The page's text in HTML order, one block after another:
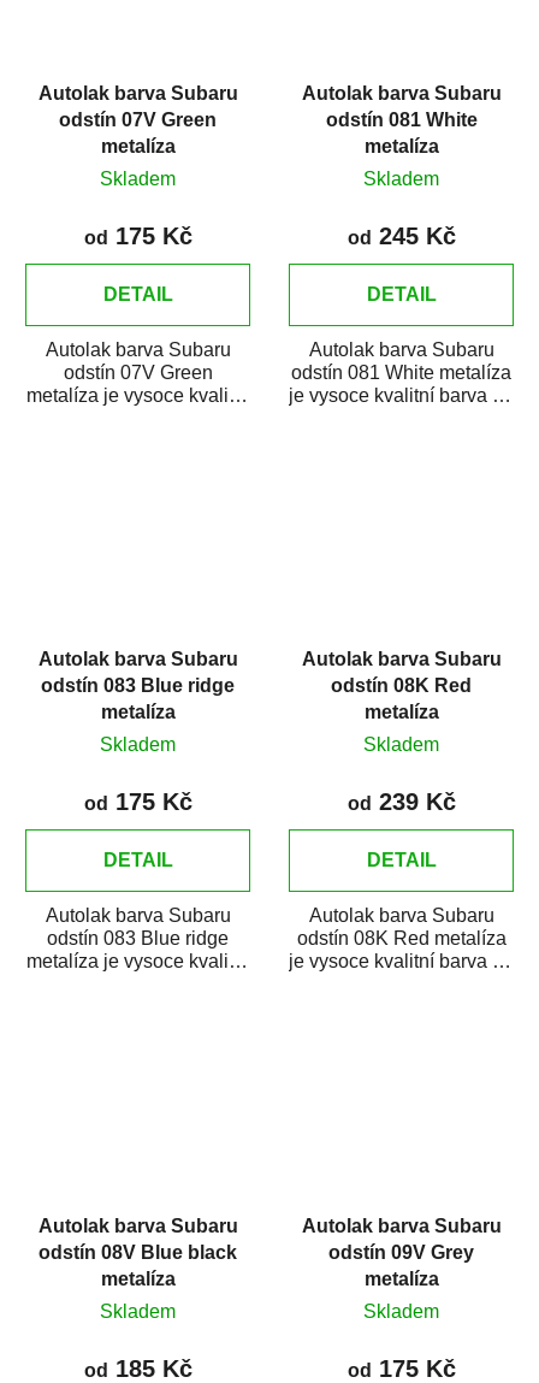
Autolak barva Subaru
odstín 07V Green
metalíza
Skladem
od 175 Kč
DETAIL
Autolak barva Subaru
odstín 07V Green
metalíza je vysoce kvalitní
Autolak barva Subaru
odstín 081 White
metalíza
Skladem
od 245 Kč
DETAIL
Autolak barva Subaru
odstín 081 White metalíza
je vysoce kvalitní barva na
Autolak barva Subaru
odstín 083 Blue ridge
metalíza
Skladem
od 175 Kč
DETAIL
Autolak barva Subaru
odstín 083 Blue ridge
metalíza je vysoce kvalitní
Autolak barva Subaru
odstín 08K Red
metalíza
Skladem
od 239 Kč
DETAIL
Autolak barva Subaru
odstín 08K Red metalíza
je vysoce kvalitní barva na
Autolak barva Subaru
odstín 08V Blue black
metalíza
Skladem
od 185 Kč
Autolak barva Subaru
odstín 09V Grey
metalíza
Skladem
od 175 Kč